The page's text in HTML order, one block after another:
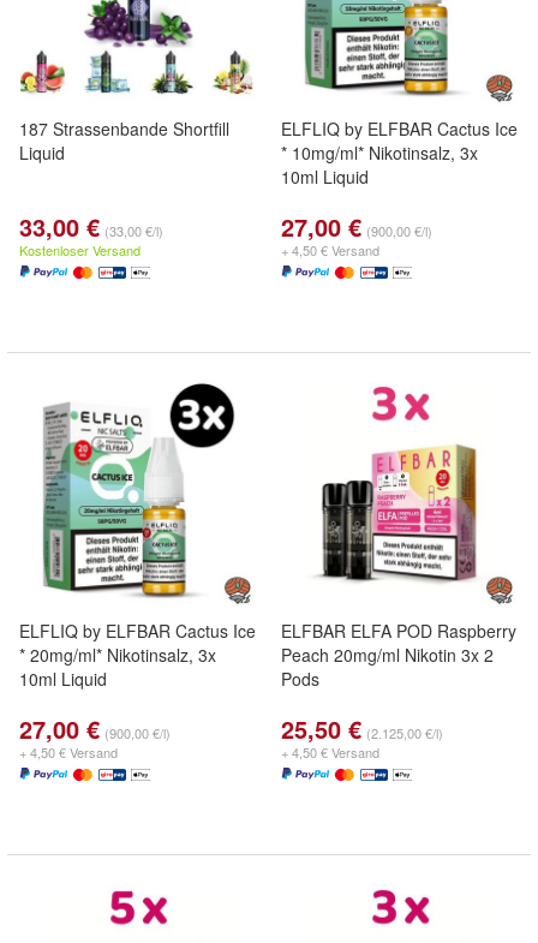
187 Strassenbande Shortfill
Liquid
33,00 € (33,00 €/l)
Kostenloser Versand
ELFLIQ by ELFBAR Cactus Ice
* 10mg/ml* Nikotinsalz, 3x
10ml Liquid
27,00 € (900,00 €/l)
+ 4,50 € Versand
ELFLIQ by ELFBAR Cactus Ice
* 20mg/ml* Nikotinsalz, 3x
10ml Liquid
27,00 € (900,00 €/l)
+ 4,50 € Versand
ELFBAR ELFA POD Raspberry
Peach 20mg/ml Nikotin 3x 2
Pods
25,50 € (2.125,00 €/l)
+ 4,50 € Versand